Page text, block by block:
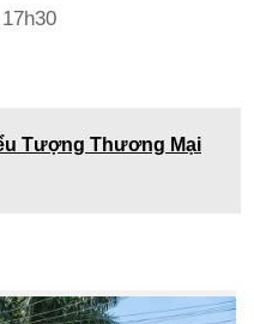
Tượng Thương Mại